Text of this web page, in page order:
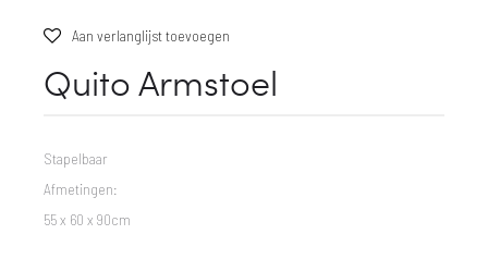
Aan verlanglijst toevoegen
Quito Armstoel
Stapelbaar
Afmetingen:
55 x 60 x 90cm